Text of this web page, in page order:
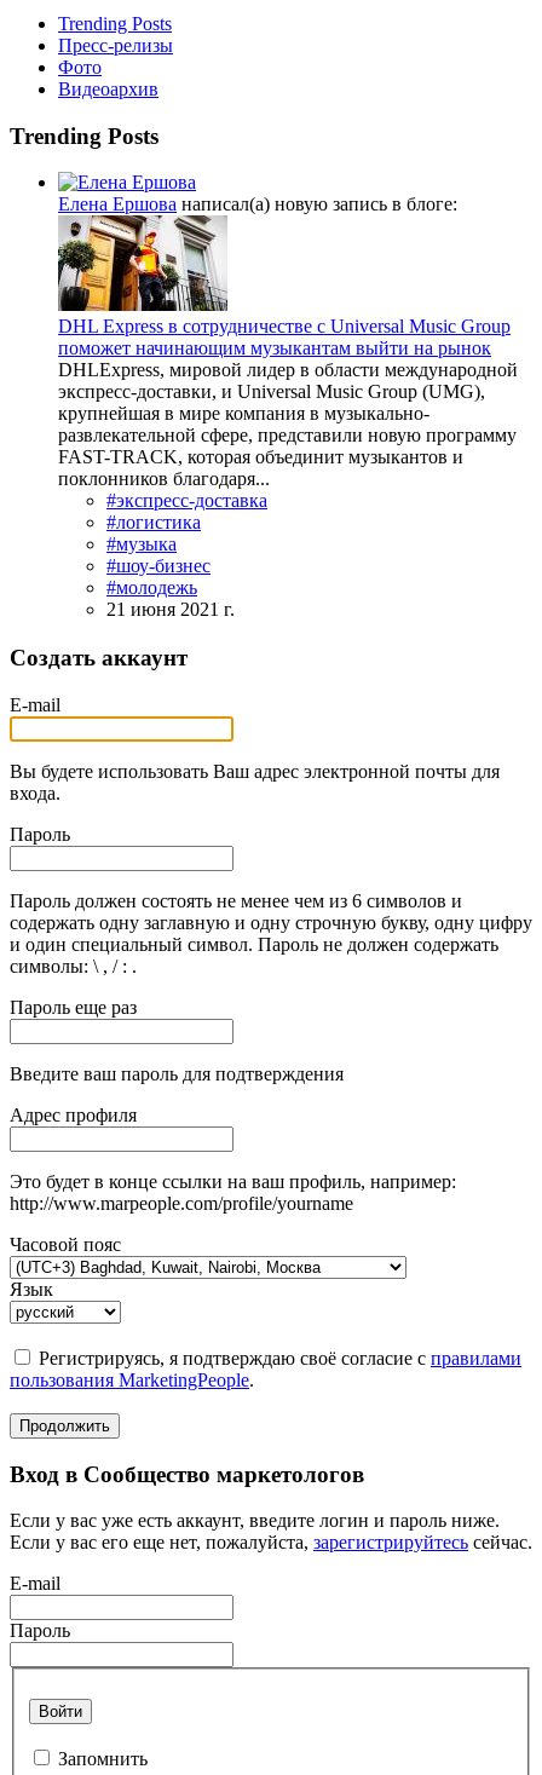
Trending Posts
Пресс-релизы
Фото
Видеоархив
Trending Posts
Елена Ершова написал(а) новую запись в блоге:
DHL Express в сотрудничестве с Universal Music Group
поможет начинающим музыкантам выйти на рынок
DHLExpress, мировой лидер в области международной
экспресс-доставки, и Universal Music Group (UMG),
крупнейшая в мире компания в музыкально-
развлекательной сфере, представили новую программу
FAST-TRACK, которая объединит музыкантов и
поклонников благодаря...
#экспресс-доставка
#логистика
#музыка
#шоу-бизнес
#молодежь
21 июня 2021 г.
Создать аккаунт
E-mail
Вы будете использовать Ваш адрес электронной почты для
входа.
Пароль
Пароль должен состоять не менее чем из 6 символов и
содержать одну заглавную и одну строчную букву, одну цифру
и один специальный символ. Пароль не должен содержать
символы: \ , / : .
Пароль еще раз
Введите ваш пароль для подтверждения
Адрес профиля
Это будет в конце ссылки на ваш профиль, например:
http://www.marpeople.com/profile/yourname
Часовой пояс
Язык
Регистрируясь, я подтверждаю своё согласие с правилами
пользования MarketingPeople.
Продолжить
Вход в Сообщество маркетологов
Если у вас уже есть аккаунт, введите логин и пароль ниже.
Если у вас его еще нет, пожалуйста, зарегистрируйтесь сейчас.
E-mail
Пароль
Войти
Запомнить